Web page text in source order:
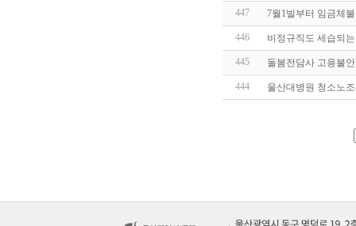
447 7월1빌부터 임금체
446 비정규직도 세습되
445 돌봄전담사 고용불
444 울산대병원 청소노